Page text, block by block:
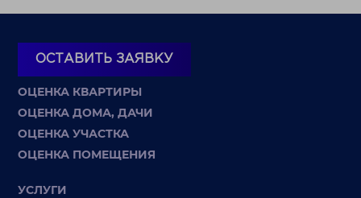
ОСТАВИТЬ ЗАЯВКУ
ОЦЕНКА КВАРТИРЫ
ОЦЕНКА ДОМА, ДАЧИ
ОЦЕНКА УЧАСТКА
ОЦЕНКА ПОМЕЩЕНИЯ
УСЛУГИ